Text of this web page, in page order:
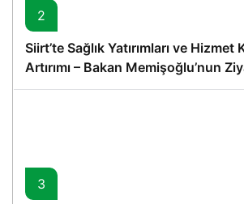
2
Siirt’te Sağlık Yatırımları ve
Artırımı – Bakan Memişoğlu’nun
3